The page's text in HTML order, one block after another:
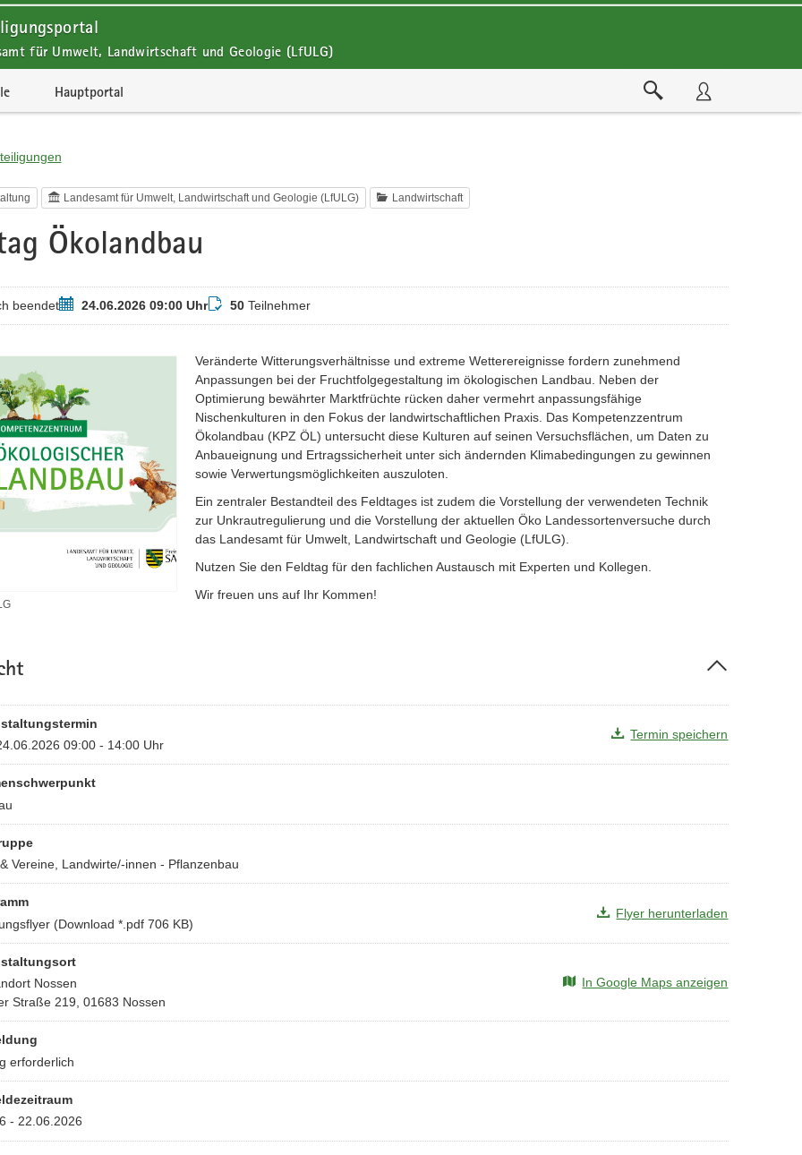
für Umwelt, Landwirtschaft und Geologie (LfULG)
Hauptportal
Landesamt für Umwelt, Landwirtschaft und Geologie (LfULG) Landwirtschaft
Ökolandbau
beendetTermin24.06.2026 09:00 UhrTeilnehmer
50Teilnehmer
Veränderte Witterungsverhältnisse und extreme Wetterereignisse fordern zunehmend
Anpassungen bei der Fruchtfolgegestaltung im ökologischen Landbau. Neben der
Optimierung bewährter Marktfrüchte rücken daher vermehrt anpassungsfähige
Nischenkulturen in den Fokus der landwirtschaftlichen Praxis. Das Kompetenzzentrum
Ökolandbau (KPZ ÖL) untersucht diese Kulturen auf seinen Versuchsflächen, um Daten zu
Anbaueignung und Ertragssicherheit unter sich ändernden Klimabedingungen zu gewinnen
sowie Verwertungsmöglichkeiten auszuloten.
Ein zentraler Bestandteil des Feldtages ist zudem die Vorstellung der verwendeten Technik
zur Unkrautregulierung und die Vorstellung der aktuellen Öko Landessortenversuche durch
das Landesamt für Umwelt, Landwirtschaft und Geologie (LfULG).
Nutzen Sie den Feldtag für den fachlichen Austausch mit Experten und Kollegen.
Wir freuen uns auf Ihr Kommen!
09:00 - 14:00 Uhr
Termin speichern
Vereine, Landwirte/-innen - Pflanzenbau
(Download *.pdf 706 KB)
Flyer herunterladen
Nossen
Straße 219, 01683 Nossen
In Google Maps anzeigen
erforderlich
- 22.06.2026